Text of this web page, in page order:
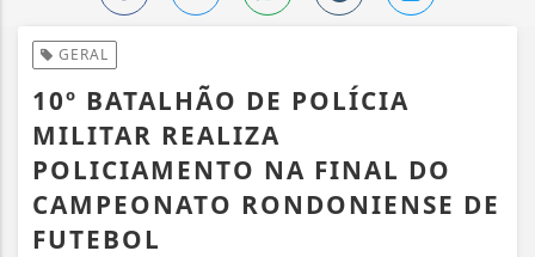
GERAL
10º BATALHÃO DE POLÍCIA
MILITAR REALIZA
POLICIAMENTO NA FINAL DO
CAMPEONATO RONDONIENSE DE
FUTEBOL